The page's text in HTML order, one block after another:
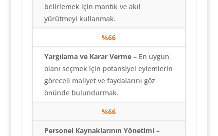
belirlemek için mantık ve akıl
yürütmeyi kullanmak.
%66
Yargılama ve Karar Verme– En uygun
olanı seçmek için potansiyel eylemlerin
göreceli maliyet ve faydalarını göz
önünde bulundurmak.
%66
Personel Kaynaklarının Yönetimi–